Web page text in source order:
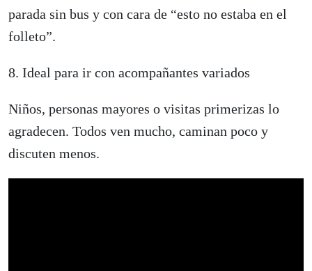
parada sin bus y con cara de “esto no estaba en el
folleto”.
8. Ideal para ir con acompañantes variados
Niños, personas mayores o visitas primerizas lo
agradecen. Todos ven mucho, caminan poco y
discuten menos.